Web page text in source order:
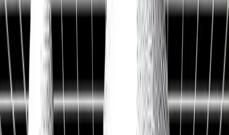
TERMINAL + APIKostenlos
Sieh, was andere nicht sehen
Fair Value, KI-Analysen & Screener zu 20.000+ Aktien —
vertraut von BlackRock, Goldman Sachs & Anthropic.
100M+
Kennzahlen
50 J.
Historische Daten